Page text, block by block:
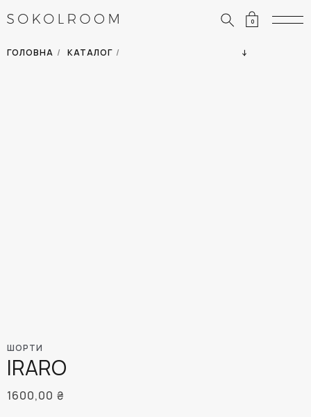
0
ГОЛОВНА / КАТАЛОГ /
ШОРТИ
IRARO
1600,00 ₴